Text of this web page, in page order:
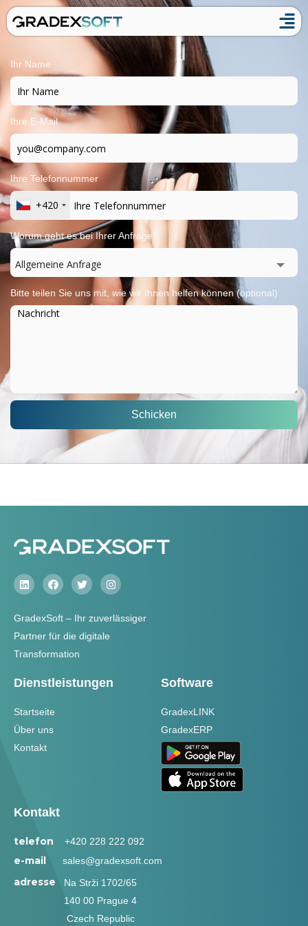
Ihr Name
Ihre E-Mail
Ihre Telefonnummer
+420
Worum geht es bei Ihrer Anfrage?
Allgemeine Anfrage
Bitte teilen Sie uns mit, wie wir Ihnen helfen können (optional)
GradexSoft – Ihr zuverlässiger
Partner für die digitale
Transformation
Dienstleistungen
Startseite
Über uns
Kontakt
Software
GradexLINK
GradexERP
Kontakt
telefon +420 228 222 092
e-mail sales@gradexsoft.com
adresse
Na Strži 1702/65
140 00 Prague 4
Czech Republic